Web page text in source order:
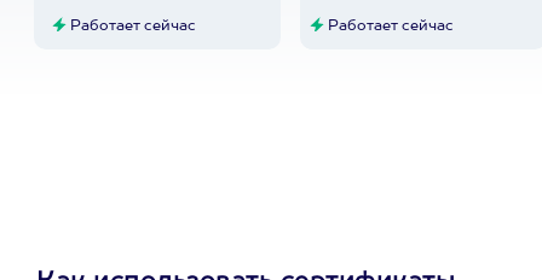
Работает сейчас Работает сейчас